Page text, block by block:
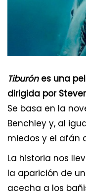
Tiburónes una
dirigida por
Se basa en la
Benchley y, al
miedos y el afán
La historia nos
la aparición de
acecha a los